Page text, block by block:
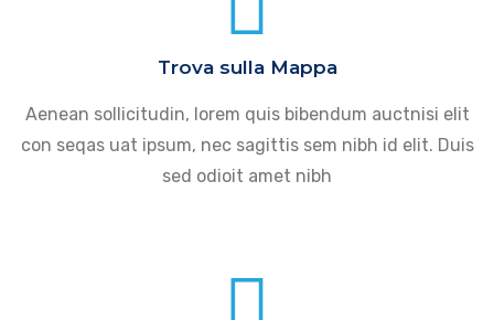
Trova sulla Mappa
Aenean sollicitudin, lorem quis bibendum auctnisi elit
con seqas uat ipsum, nec sagittis sem nibh id elit. Duis
sed odioit amet nibh